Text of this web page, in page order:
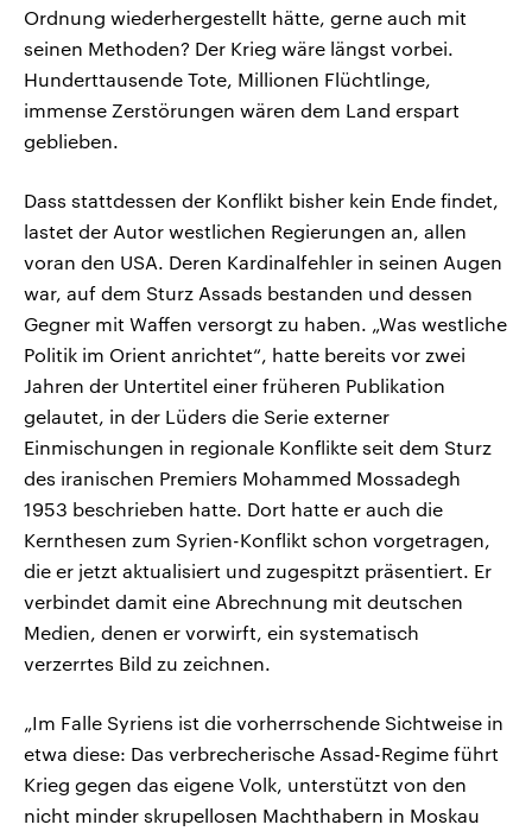
Ordnung wiederhergestellt hätte, gerne auch mit
seinen Methoden? Der Krieg wäre längst vorbei.
Hunderttausende Tote, Millionen Flüchtlinge,
immense Zerstörungen wären dem Land erspart
geblieben.
Dass stattdessen der Konflikt bisher kein Ende findet,
lastet der Autor westlichen Regierungen an, allen
voran den USA. Deren Kardinalfehler in seinen Augen
war, auf dem Sturz Assads bestanden und dessen
Gegner mit Waffen versorgt zu haben. „Was westliche
Politik im Orient anrichtet“, hatte bereits vor zwei
Jahren der Untertitel einer früheren Publikation
gelautet, in der Lüders die Serie externer
Einmischungen in regionale Konflikte seit dem Sturz
des iranischen Premiers Mohammed Mossadegh
1953 beschrieben hatte. Dort hatte er auch die
Kernthesen zum Syrien-Konflikt schon vorgetragen,
die er jetzt aktualisiert und zugespitzt präsentiert. Er
verbindet damit eine Abrechnung mit deutschen
Medien, denen er vorwirft, ein systematisch
verzerrtes Bild zu zeichnen.
„Im Falle Syriens ist die vorherrschende Sichtweise in
etwa diese: Das verbrecherische Assad-Regime führt
Krieg gegen das eigene Volk, unterstützt von den
nicht minder skrupellosen Machthabern in Moskau